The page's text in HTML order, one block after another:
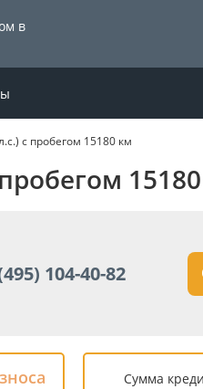
в
с пробегом 15180 км
104-40-82
Сумма